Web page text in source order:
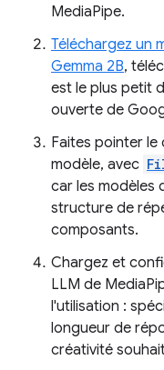
MediaPipe.
Téléchargez un
Gemma 2B,
est le plus petit
ouverte de
Faites pointer le
modèle, avec
car les modèles
structure de
composants.
Chargez et
LLM de
l'utilisation :
longueur de
créativité